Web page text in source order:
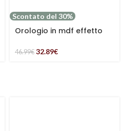
Scontato del 30%
Orologio in mdf effetto
46.99€ 32.89€